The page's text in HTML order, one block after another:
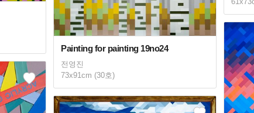
Painting for painting 19no24
전영진
73x91cm (30호)